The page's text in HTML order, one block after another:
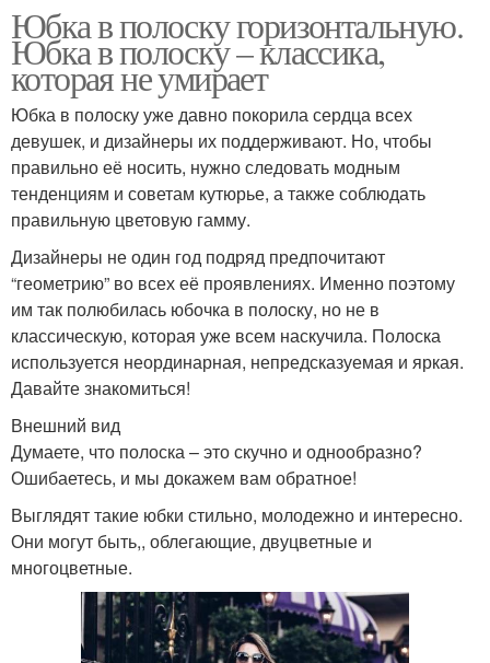
Юбка в полоску горизонтальную.
Юбка в полоску – классика,
которая не умирает
Юбка в полоску уже давно покорила сердца всех
девушек, и дизайнеры их поддерживают. Но, чтобы
правильно её носить, нужно следовать модным
тенденциям и советам кутюрье, а также соблюдать
правильную цветовую гамму.
Дизайнеры не один год подряд предпочитают
“геометрию” во всех её проявлениях. Именно поэтому
им так полюбилась юбочка в полоску, но не в
классическую, которая уже всем наскучила. Полоска
используется неординарная, непредсказуемая и яркая.
Давайте знакомиться!
Внешний вид
Думаете, что полоска – это скучно и однообразно?
Ошибаетесь, и мы докажем вам обратное!
Выглядят такие юбки стильно, молодежно и интересно.
Они могут быть,, облегающие, двуцветные и
многоцветные.